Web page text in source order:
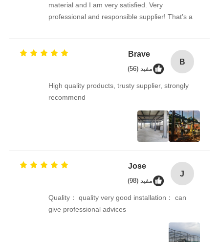
material and I am very satisfied. Very
professional and responsible supplier! That’s a
B
Brave
مفید (56)
High quality products, trusty supplier, strongly
recommend
J
Jose
مفید (98)
Quality： quality very good installation： can
give professional advices